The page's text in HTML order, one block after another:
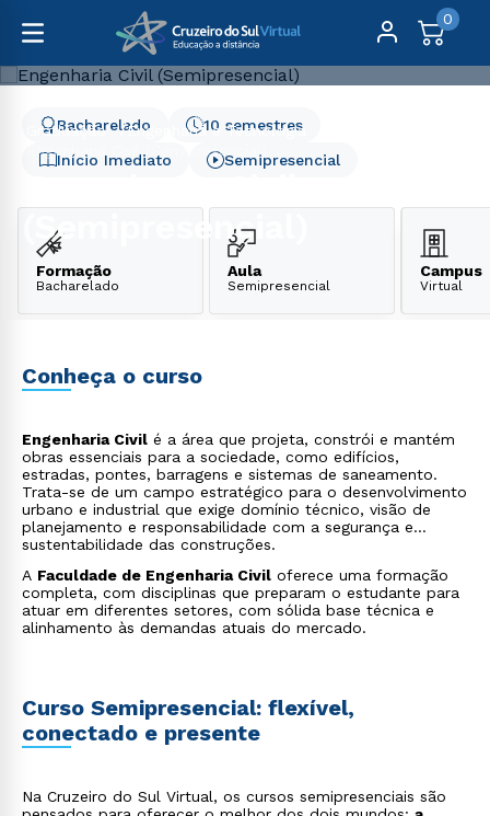
0
Graduação
Engenharia e Tecnologia
Engenharia Civil (Semipresencial)
(Semipresencial)
Início Imediato
10 semestres
Bacharelado
Semipresencial
Formação
Bacharelado
Aula
Semipresencial
Campus
Virtual
Conheça o curso
Engenharia Civil é a área que projeta, constrói e mantém
obras essenciais para a sociedade, como edifícios,
estradas, pontes, barragens e sistemas de saneamento.
Trata-se de um campo estratégico para o desenvolvimento
urbano e industrial que exige domínio técnico, visão de
planejamento e responsabilidade com a segurança e
sustentabilidade das construções.
A Faculdade de Engenharia Civil oferece uma formação
completa, com disciplinas que preparam o estudante para
atuar em diferentes setores, com sólida base técnica e
alinhamento às demandas atuais do mercado.
Curso Semipresencial: flexível,
conectado e presente
Na Cruzeiro do Sul Virtual, os cursos semipresenciais são